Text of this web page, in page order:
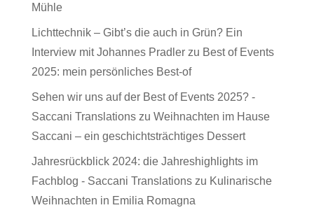
Mühle
Lichttechnik – Gibt’s die auch in Grün? Ein
Interview mit Johannes Pradlerzu Best of Events
2025: mein persönliches Best-of
Sehen wir uns auf der Best of Events 2025? -
Saccani Translationszu Weihnachten im Hause
Saccani – ein geschichtsträchtiges Dessert
Jahresrückblick 2024: die Jahreshighlights im
Fachblog - Saccani Translationszu Kulinarische
Weihnachten in Emilia Romagna